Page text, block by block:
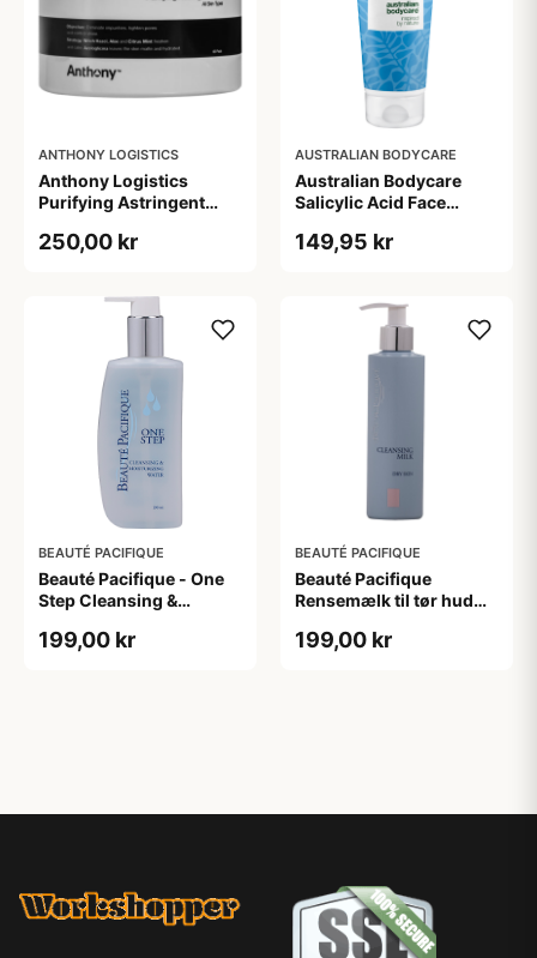
ANTHONY LOGISTICS
Anthony Logistics
Purifying Astringent
250,00 kr
AUSTRALIAN BODYCARE
Australian Bodycare
Salicylic Acid Face
149,95 kr
BEAUTÉ PACIFIQUE
Beauté Pacifique - One
Step Cleansing &
ml)
199,00 kr
BEAUTÉ PACIFIQUE
Beauté Pacifique
Rensemælk til tør hud
199,00 kr